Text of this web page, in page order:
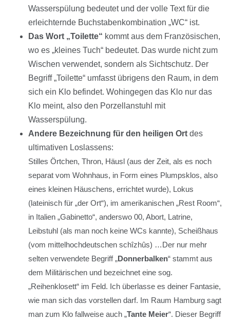
Wasserspülung bedeutet und der volle Text für die
erleichternde Buchstabenkombination „WC“ ist.
Das Wort „Toilette“ kommt aus dem Französischen,
wo es „kleines Tuch“ bedeutet. Das wurde nicht zum
Wischen verwendet, sondern als Sichtschutz. Der
Begriff „Toilette“ umfasst übrigens den Raum, in dem
sich ein Klo befindet. Wohingegen das Klo nur das
Klo meint, also den Porzellanstuhl mit
Wasserspülung.
Andere Bezeichnung für den heiligen Ort des
ultimativen Loslassens:
Stilles Örtchen, Thron, Häusl (aus der Zeit, als es noch
separat vom Wohnhaus, in Form eines Plumpsklos, also
eines kleinen Häuschens, errichtet wurde), Lokus
(lateinisch für „der Ort“), im amerikanischen „Rest Room“,
in Italien „Gabinetto“, anderswo 00, Abort, Latrine,
Leibstuhl (als man noch keine WCs kannte), Scheißhaus
(vom mittelhochdeutschen schîzhûs) …Der nur mehr
selten verwendete Begriff „Donnerbalken“ stammt aus
dem Militärischen und bezeichnet eine sog.
„Reihenklosett“ im Feld. Ich überlasse es deiner Fantasie,
wie man sich das vorstellen darf. Im Raum Hamburg sagt
man zum Klo fallweise auch „Tante Meier“. Dieser Begriff